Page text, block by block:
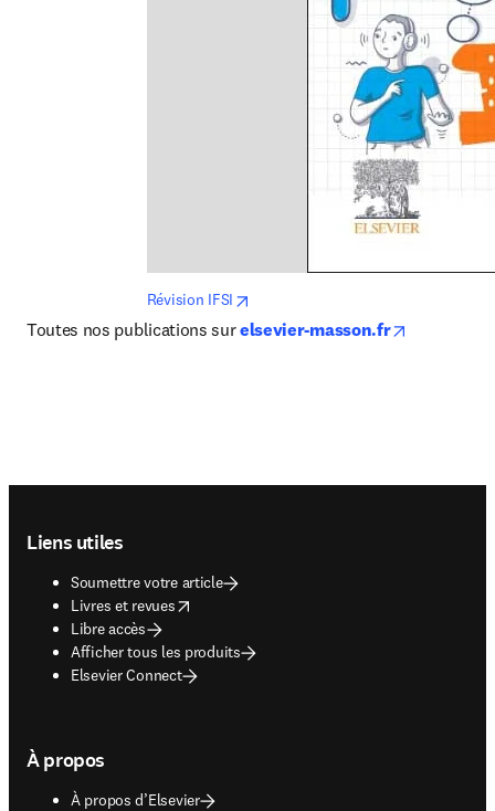
Révision IFSI
Toutes nos publications sur elsevier-masson.fr
Liens utiles
Soumettre votre article
Livres et revues
opens in new tab/window
Libre accès
Afficher tous les produits
Elsevier Connect
À propos
À propos d’Elsevier